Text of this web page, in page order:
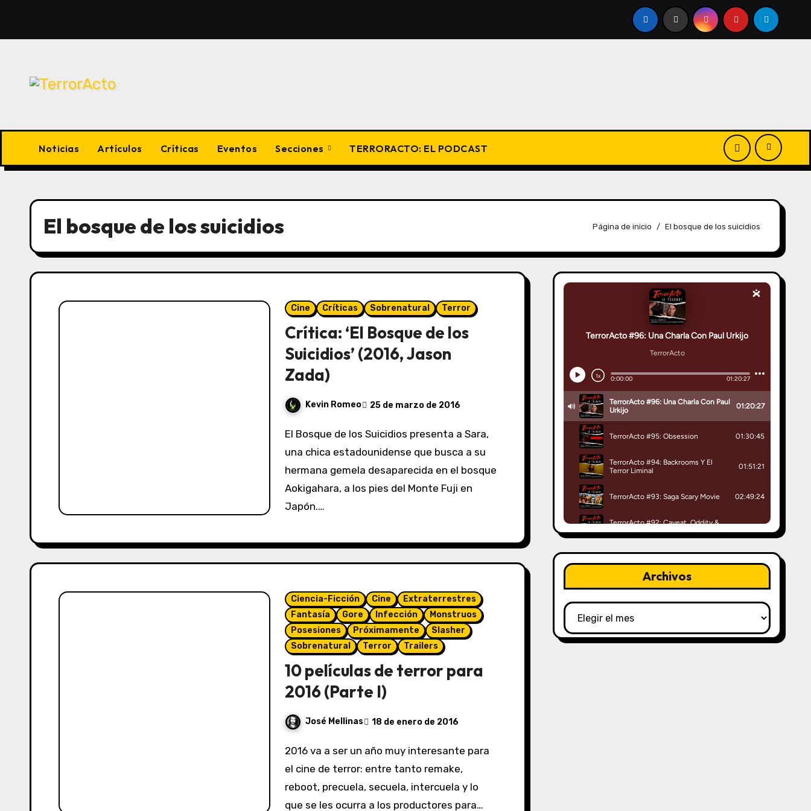
contenido
Noticias Artículos Críticas Eventos Secciones TERRORACTO: EL PODCAST
El bosque de los suicidios Página de inicio El bosque de los suicidios
Cine Críticas Sobrenatural Terror
Crítica: ‘El Bosque de los
Suicidios’ (2016, Jason
Zada)
Kevin Romeo 25 de marzo de 2016
El Bosque de los Suicidios presenta a Sara,
una chica estadounidense que busca a su
hermana gemela desaparecida en el bosque
Aokigahara, a los pies del Monte Fuji en
Japón.…
Ciencia-Ficción Cine
Extraterrestres
Fantasía
Gore Infección
Monstruos
Posesiones
Próximamente
Slasher
Sobrenatural
Terror Trailers
10 películas de terror para
2016 (Parte I)
José Mellinas 18 de enero de 2016
2016 va a ser un año muy interesante para
el cine de terror: entre tanto remake,
reboot, precuela, secuela, intercuela y lo
que se les ocurra a los productores para…
Archivos
Archivos